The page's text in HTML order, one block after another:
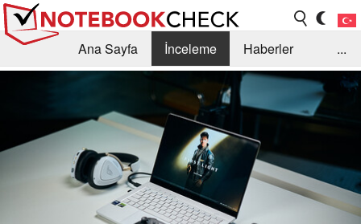
Ana Sayfa İnceleme
Haberler
Satın Alma Rehberi
İletişim
...